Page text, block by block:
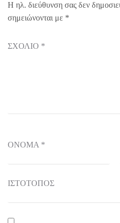
Η ηλ. διεύθυνση σας δεν
σημειώνονται με *
ΣΧΌΛΙΟ *
ΌΝΟΜΑ *
ΙΣΤΌΤΟΠΟΣ